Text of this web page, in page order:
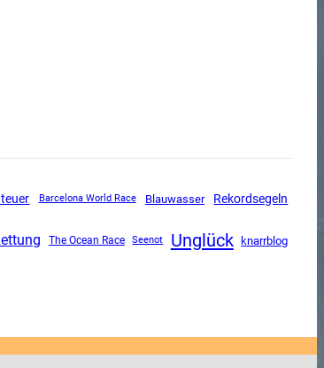
Barcelona World Race Blauwasser Rekordsegeln
The Ocean Race Seenot Unglück knarrblog